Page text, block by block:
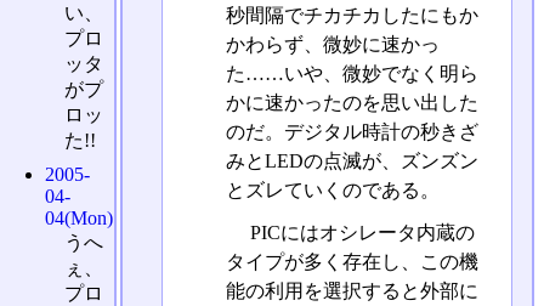
秒間隔でチカチカしたにもか
かわらず、微妙に速かっ
た……いや、微妙でなく明ら
かに速かったのを思い出した
のだ。デジタル時計の秒きざ
みとLEDの点滅が、ズンズン
とズレていくのである。
PICにはオシレータ内蔵の
タイプが多く存在し、この機
能の利用を選択すると外部に
い、
プロ
ッタ
がプ
ロッ
た!!
2005-
04-
04(Mon)
うへ
ぇ、
プロ